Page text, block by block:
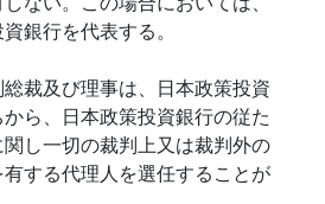
銀行を代表する。
裁及び理事は、日本政策投資
ら、日本政策投資銀行の従た
し一切の裁判上又は裁判外の
する代理人を選任することが